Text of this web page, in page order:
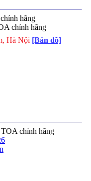
chính hãng
Hà Nội [Bản đồ]